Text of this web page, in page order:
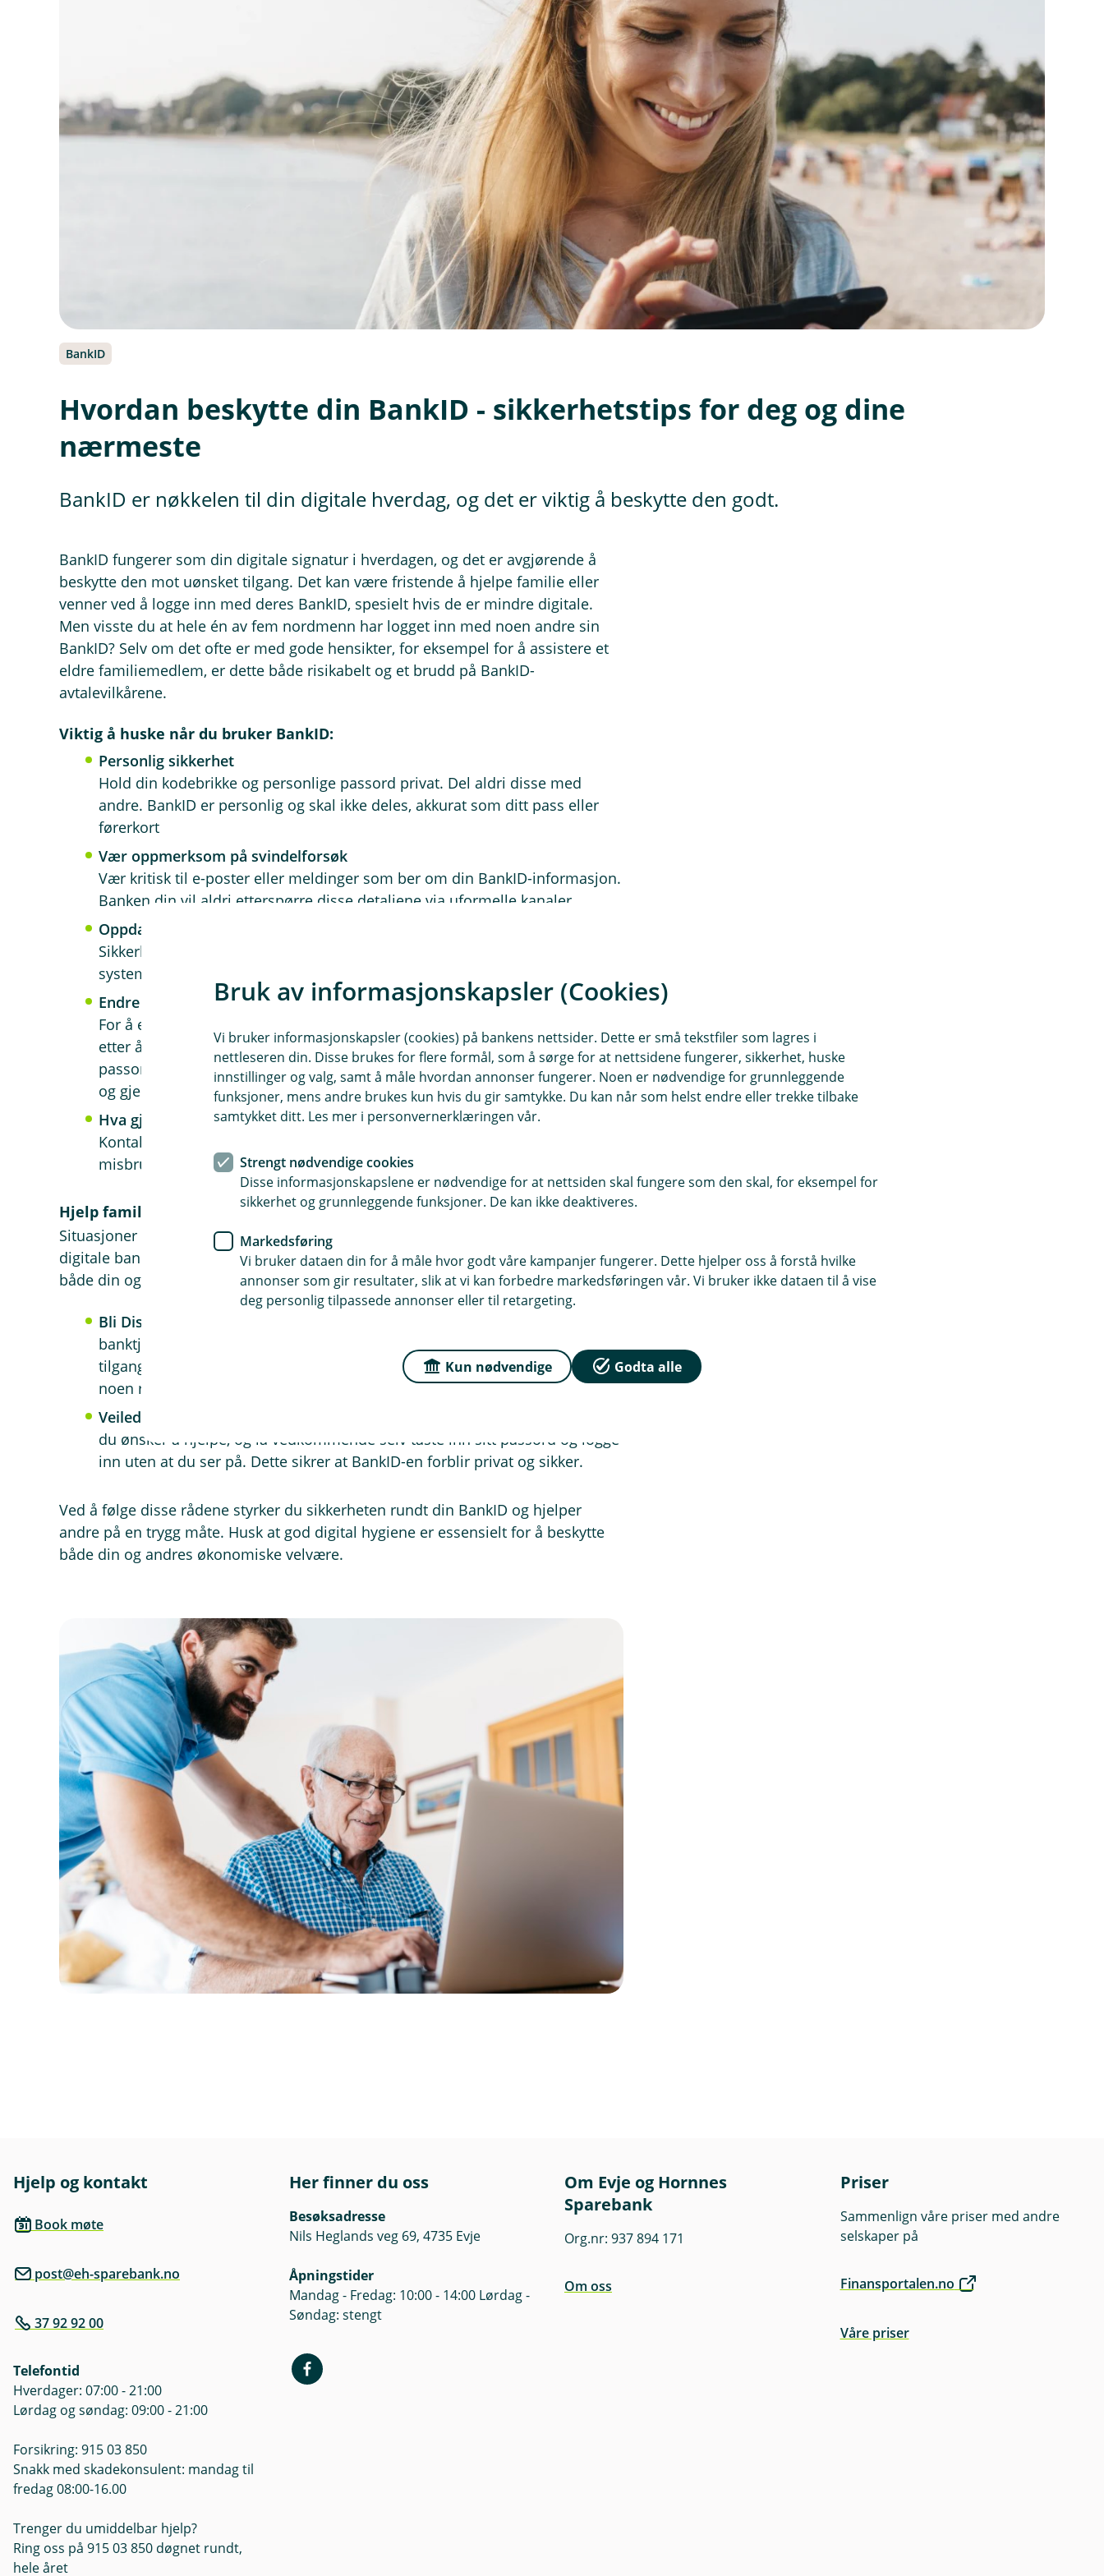
BankID
Hvordan beskytte din BankID - sikkerhetstips for deg og dine
nærmeste
BankID er nøkkelen til din digitale hverdag, og det er viktig å beskytte den godt.
BankID fungerer som din digitale signatur i hverdagen, og det er avgjørende å
beskytte den mot uønsket tilgang. Det kan være fristende å hjelpe familie eller
venner ved å logge inn med deres BankID, spesielt hvis de er mindre digitale.
Men visste du at hele én av fem nordmenn har logget inn med noen andre sin
BankID? Selv om det ofte er med gode hensikter, for eksempel for å assistere et
eldre familiemedlem, er dette både risikabelt og et brudd på BankID-
avtalevilkårene.
Viktig å huske når du bruker BankID:
Personlig sikkerhet
Hold din kodebrikke og personlige passord privat. Del aldri disse med
andre. BankID er personlig og skal ikke deles, akkurat som ditt pass eller
førerkort
Vær oppmerksom på svindelforsøk
Vær kritisk til e-poster eller meldinger som ber om din BankID-informasjon.
Banken din vil aldri etterspørre disse detaljene via uformelle kanaler.
Oppdateringer er viktige
Sikkerhetsfeil i programvare kan raskt bli utnyttet av cyberkriminelle. Hold
systemene dine oppdatert for å beskytte deg mot slike trusler.
Endre og styrke passordet ditt
For å endre passordet ditt, start innloggingsprosessen i nettbanken, og
etter å ha tastet inn ditt fødselsnummer, klikk på "Meny" og deretter "Endre
passord". Passordet ditt bør være sterkt, med en blanding av bokstaver, tall
og gjerne spesialtegn.
Hva gjør du hvis din BankID blir misbrukt?
Kontakt banken din umiddelbart hvis du mistenker at din BankID kan være
misbrukt. Dette kan hindre økonomisk tap og beskytte din digitale identitet.
Hjelp familie og venner
Situasjoner kan oppstå der familie eller venner trenger hjelp til å navigere i sin
digitale bankhverdag. Det er viktig å gjøre dette på en måte som opprettholder
både din og deres sikkerhet. Her er to alternativer til å dele BankID
Bli Disponent
banktjenester, bør du vurdere å bli disponent på kontoen. Dette gir deg
tilgang til å administrere kontoen gjennom din egen nettbank, uten å bryte
noen regler.
Veiled ved å sitte sammen
du ønsker å hjelpe, og la vedkommende selv taste inn sitt passord og logge
inn uten at du ser på. Dette sikrer at BankID-en forblir privat og sikker.
Ved å følge disse rådene styrker du sikkerheten rundt din BankID og hjelper
andre på en trygg måte. Husk at god digital hygiene er essensielt for å beskytte
både din og andres økonomiske velvære.
Hjelp og kontakt
Book møte
post@eh-sparebank.no
37 92 92 00
Telefontid
Hverdager: 07:00 - 21:00
Lørdag og søndag: 09:00 - 21:00
Forsikring: 915 03 850
Snakk med skadekonsulent: mandag til
fredag 08:00-16.00
Trenger du umiddelbar hjelp?
Ring oss på 915 03 850 døgnet rundt,
hele året
Her finner du oss
Besøksadresse
Nils Heglands veg 69, 4735 Evje
Åpningstider
Mandag - Fredag: 10:00 - 14:00 Lørdag -
Søndag: stengt
Om Evje og Hornnes
Sparebank
Org.nr: 937 894 171
Om oss
Priser
Sammenlign våre priser med andre
selskaper på
Finansportalen.no
Våre priser
Bruk av informasjonskapsler (Cookies)
Vi bruker informasjonskapsler (cookies) på bankens nettsider. Dette er små tekstfiler som lagres i
nettleseren din. Disse brukes for flere formål, som å sørge for at nettsidene fungerer, sikkerhet, huske
innstillinger og valg, samt å måle hvordan annonser fungerer. Noen er nødvendige for grunnleggende
funksjoner, mens andre brukes kun hvis du gir samtykke. Du kan når som helst endre eller trekke tilbake
samtykket ditt. Les mer i personvernerklæringen vår.
Strengt nødvendige cookies
Disse informasjonskapslene er nødvendige for at nettsiden skal fungere som den skal, for eksempel for
sikkerhet og grunnleggende funksjoner. De kan ikke deaktiveres.
Markedsføring
Vi bruker dataen din for å måle hvor godt våre kampanjer fungerer. Dette hjelper oss å forstå hvilke
annonser som gir resultater, slik at vi kan forbedre markedsføringen vår. Vi bruker ikke dataen til å vise
deg personlig tilpassede annonser eller til retargeting.
Kun nødvendige Godta alle